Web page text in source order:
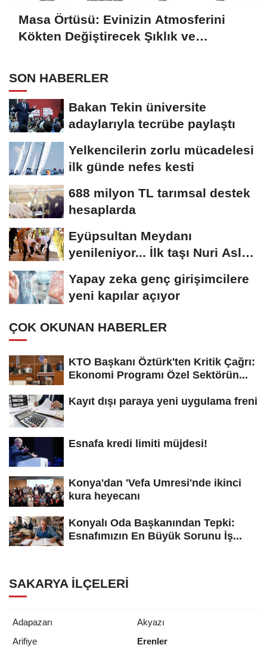
Masa Örtüsü: Evinizin Atmosferini
Kökten Değiştirecek Şıklık ve
SON HABERLER
Bakan Tekin üniversite
adaylarıyla tecrübe paylaştı
Yelkencilerin zorlu mücadelesi
ilk günde nefes kesti
688 milyon TL tarımsal destek
hesaplarda
Eyüpsultan Meydanı
yenileniyor... İlk taşı Nuri Aslan
Yapay zeka genç girişimcilere
yeni kapılar açıyor
ÇOK OKUNAN HABERLER
KTO Başkanı Öztürk'ten Kritik Çağrı:
Ekonomi Programı Özel Sektörün...
Kayıt dışı paraya yeni uygulama freni
Esnafa kredi limiti müjdesi!
Konya'dan 'Vefa Umresi'nde ikinci
kura heyecanı
Konyalı Oda Başkanından Tepki:
Esnafımızın En Büyük Sorunu İş...
SAKARYA İLÇELERI
Adapazarı
Akyazı
Arifiye
Erenler